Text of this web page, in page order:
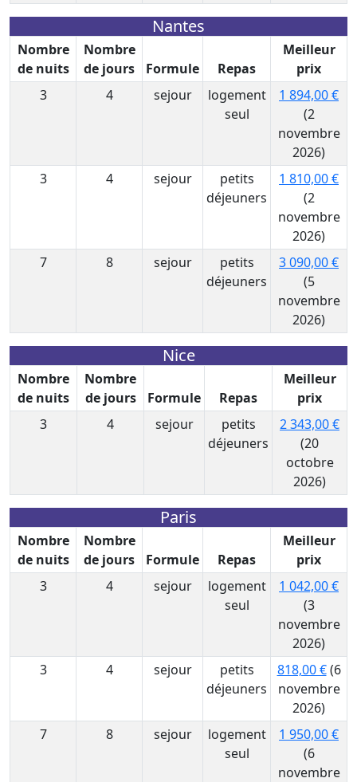
Nantes
Nombre
de nuits
Nombre
de jours
Formule Repas
Meilleur
prix
3
4 sejour
logement
seul
1 894,00 €
(2
novembre
2026)
3
4 sejour
petits
déjeuners
1 810,00 €
(2
novembre
2026)
7
8 sejour
petits
déjeuners
3 090,00 €
(5
novembre
2026)
Nice
Nombre
de nuits
Nombre
de jours
Formule Repas
Meilleur
prix
3
4 sejour
petits
déjeuners
2 343,00 €
(20
octobre
2026)
Paris
Nombre
de nuits
Nombre
de jours
Formule Repas
Meilleur
prix
3
4 sejour
logement
seul
1 042,00 €
(3
novembre
2026)
3
4 sejour
petits
déjeuners
818,00 €(6
novembre
2026)
7
8 sejour
logement
seul
1 950,00 €
(6
novembre